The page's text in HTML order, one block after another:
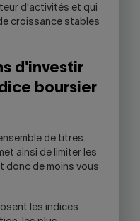
d'activités et qui
croissance stables
d'investir
boursier
de titres.
ainsi de limiter les
donc de moins vous
les indices